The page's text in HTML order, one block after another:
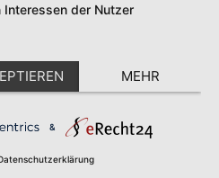
der Nutzer
MEHR
&